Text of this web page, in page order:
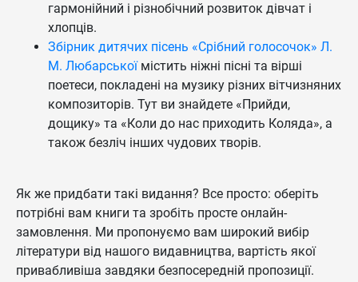
гармонійний і різнобічний розвиток дівчат і
хлопців.
Збірник дитячих пісень «Срібний голосочок» Л.
М. Любарськоїмістить ніжні пісні та вірші
поетеси, покладені на музику різних вітчизняних
композиторів. Тут ви знайдете «Прийди,
дощику» та «Коли до нас приходить Коляда», а
також безліч інших чудових творів.
Як же придбати такі видання? Все просто: оберіть
потрібні вам книги та зробіть просте онлайн-
замовлення. Ми пропонуємо вам широкий вибір
літератури від нашого видавництва, вартість якої
привабливіша завдяки безпосередній пропозиції.